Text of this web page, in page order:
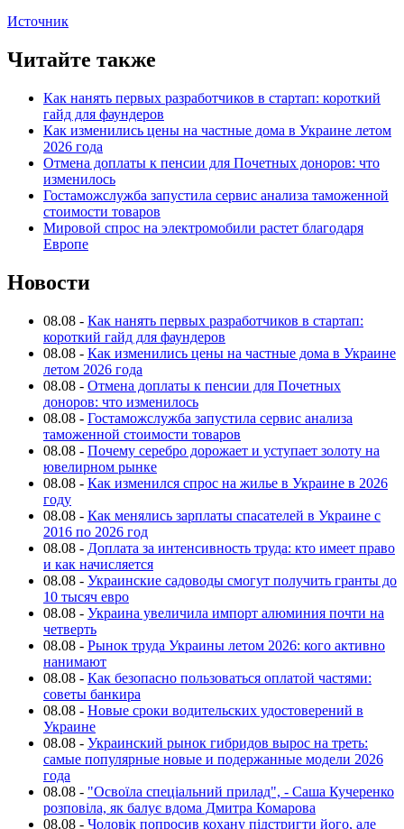
Источник
Читайте также
Как нанять первых разработчиков в стартап: короткий
гайд для фаундеров
Как изменились цены на частные дома в Украине летом
2026 года
Отмена доплаты к пенсии для Почетных доноров: что
изменилось
Гостаможслужба запустила сервис анализа таможенной
стоимости товаров
Мировой спрос на электромобили растет благодаря
Европе
Новости
08.08 - Как нанять первых разработчиков в стартап:
короткий гайд для фаундеров
08.08 - Как изменились цены на частные дома в Украине
летом 2026 года
08.08 - Отмена доплаты к пенсии для Почетных
доноров: что изменилось
08.08 - Гостаможслужба запустила сервис анализа
таможенной стоимости товаров
08.08 - Почему серебро дорожает и уступает золоту на
ювелирном рынке
08.08 - Как изменился спрос на жилье в Украине в 2026
году
08.08 - Как менялись зарплаты спасателей в Украине с
2016 по 2026 год
08.08 - Доплата за интенсивность труда: кто имеет право
и как начисляется
08.08 - Украинские садоводы смогут получить гранты до
10 тысяч евро
08.08 - Украина увеличила импорт алюминия почти на
четверть
08.08 - Рынок труда Украины летом 2026: кого активно
нанимают
08.08 - Как безопасно пользоваться оплатой частями:
советы банкира
08.08 - Новые сроки водительских удостоверений в
Украине
08.08 - Украинский рынок гибридов вырос на треть:
самые популярные новые и подержанные модели 2026
года
08.08 - "Освоїла спеціальний прилад", - Саша Кучеренко
розповіла, як балує вдома Дмитра Комарова
08.08 - Чоловік попросив кохану підстригти його, але